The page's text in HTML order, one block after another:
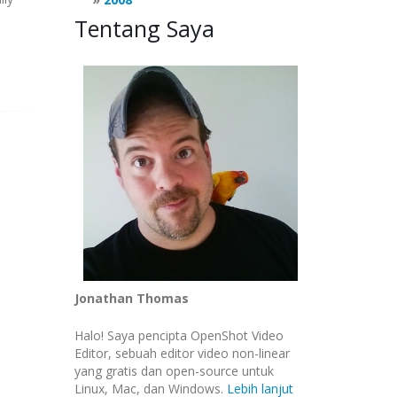
Tentang Saya
Jonathan Thomas
Halo! Saya pencipta OpenShot Video
Editor, sebuah editor video non-linear
yang gratis dan open-source untuk
Linux, Mac, dan Windows. Lebih lanjut